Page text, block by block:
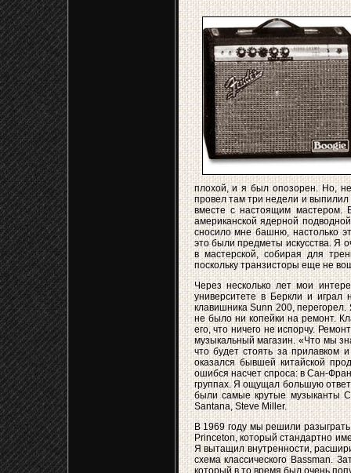
плохой, и я был опозорен. Но,
провел там три недели и выпилил
вместе с настоящим мастером.
американской ядерной
сносило мне башню, настолько
это были предметы искусства. Я
в мастерской, собирая для
поскольку транзисторы еще не
Через несколько лет мои
университете в Беркли и играл
клавишника Sunn 200,
не было ни копейки на ремонт.
его, что ничего не испорчу.
музыкальный магазин. «Что мы
что будет стоять за прилавком
оказался бывшей китайской
ошибся насчет спроса: в Сан-
группах. Я ощущал большую
были самые крутые музыканты
Santana, Steve Miller.
В 1969 году мы решили
Princeton, который стандартно
Я вытащил внутренности,
схема классического Bassman.
который в то время был очень